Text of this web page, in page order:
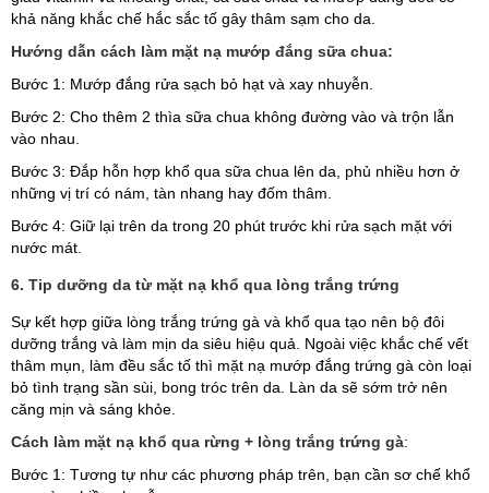
khả năng khắc chế hắc sắc tố gây thâm sạm cho da.
Hướng dẫn cách làm mặt nạ mướp đắng sữa chua:
Bước 1: Mướp đắng rửa sạch bỏ hạt và xay nhuyễn.
Bước 2: Cho thêm 2 thìa sữa chua không đường vào và trộn lẫn
vào nhau.
Bước 3: Đắp hỗn hợp khổ qua sữa chua lên da, phủ nhiều hơn ở
những vị trí có nám, tàn nhang hay đốm thâm.
Bước 4: Giữ lại trên da trong 20 phút trước khi rửa sạch mặt với
nước mát.
6. Tip dưỡng da từ mặt nạ khổ qua lòng trắng trứng
Sự kết hợp giữa lòng trắng trứng gà và khổ qua tạo nên bộ đôi
dưỡng trắng và làm mịn da siêu hiệu quả. Ngoài việc khắc chế vết
thâm mụn, làm đều sắc tố thì mặt nạ mướp đắng trứng gà còn loại
bỏ tình trạng sần sùi, bong tróc trên da. Làn da sẽ sớm trở nên
căng mịn và sáng khỏe.
Cách làm mặt nạ khổ qua rừng + lòng trắng trứng gà:
Bước 1: Tương tự như các phương pháp trên, bạn cần sơ chế khổ